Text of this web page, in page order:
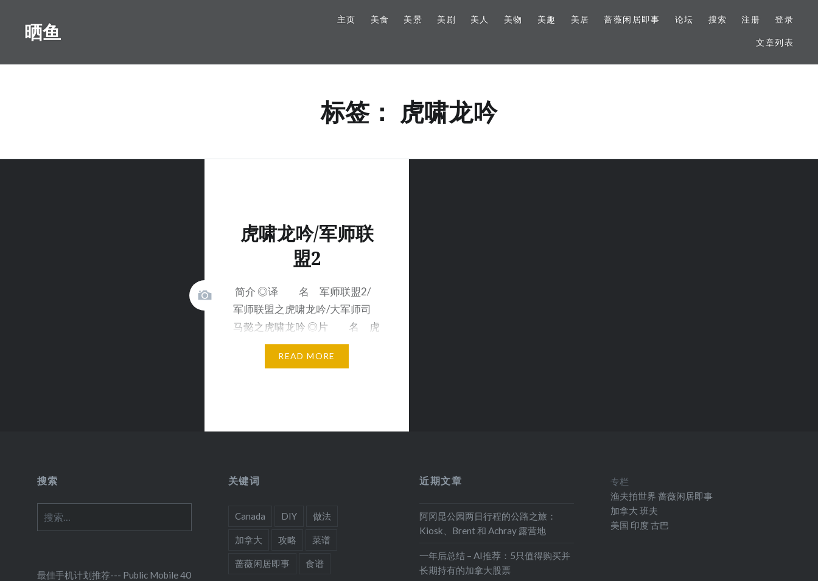
content晒鱼
主页 美食 美景 美剧 美人 美物 美趣 美居 蔷薇闲居即事 论坛 搜索 注册 登录
文章列表
标签： 虎啸龙吟
虎啸龙吟/军师联
盟2
简介 ◎译 名 军师联盟2/
军师联盟之虎啸龙吟/大军师司
马懿之虎啸龙吟 ◎片 名 虎
啸龙吟 ◎…
READ MORE
搜索
索：
关键词
Canada DIY 做法
加拿大 攻略 菜谱
蔷薇闲居即事 食谱
近期文章
阿冈昆公园两日行程的公路之旅：
Kiosk、Brent 和 Achray 露营地
一年后总结 – AI推荐：5只值得购买并
长期持有的加拿大股票
专栏
渔夫拍世界蔷薇闲居即事
加拿大 班夫
美国 印度 古巴
最佳手机计划推荐--- Public Mobile 40